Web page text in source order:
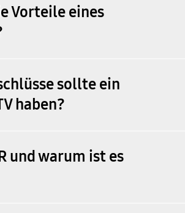
Vorteile eines
sollte ein
haben?
und warum ist es